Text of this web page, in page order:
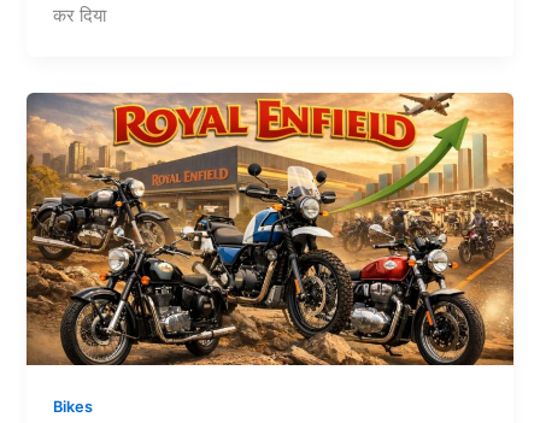
कर दिया
Bikes